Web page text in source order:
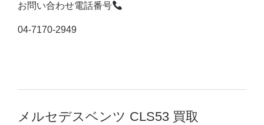
お問い合わせ電話番号
04-7170-2949
メルセデスベンツ CLS53 買取